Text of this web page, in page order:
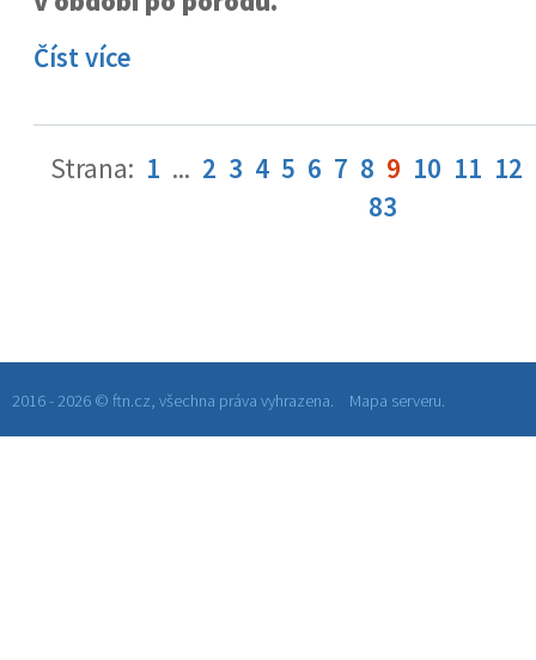
Číst více
Strana: 1 ... 2 3 4 5 6 7 8 9 10 11 12
83
2016 - 2026 © ftn.cz, všechna práva vyhrazena. Mapa serveru.